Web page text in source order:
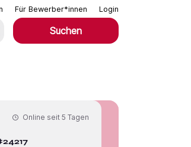
Für Bewerber*innen Login
Suchen
Online seit 5 Tagen